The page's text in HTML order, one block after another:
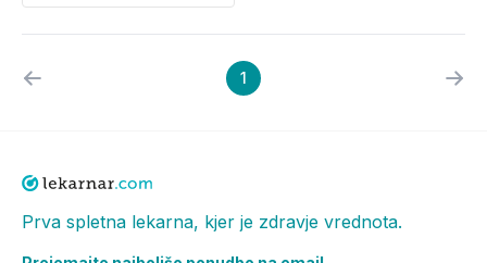
1
Prva spletna lekarna, kjer je zdravje vrednota.